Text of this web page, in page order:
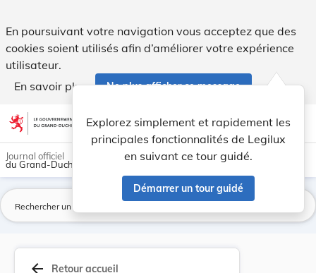
En poursuivant votre navigation vous acceptez que des
cookies soient utilisés afin d’améliorer votre expérience
utilisateur.
En savoir plus
Ne plus afficher ce message
Aller au contenu account_circle help Aide
Explorez simplement et rapidement les
principales fonctionnalités de Legilux
en suivant ce tour guidé.
Démarrer un tour guidé
light_mode dark_mode
Journal officiel
du Grand-Duché de Luxembourg
arrow_back Retour accueil